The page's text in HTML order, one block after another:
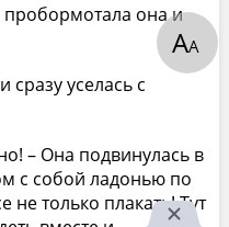
пробормотала она и
сразу уселась с
– Она подвинулась в
с собой ладонью по
не только плакать! Тут
АА